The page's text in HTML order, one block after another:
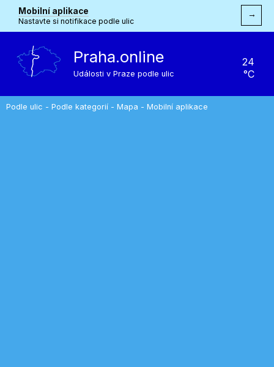
Mobilní aplikace
Nastavte si notifikace podle ulic
→
Praha.online
Události v Praze podle ulic
24
°C
Podle ulic - Podle kategorií - Mapa - Mobilní aplikace